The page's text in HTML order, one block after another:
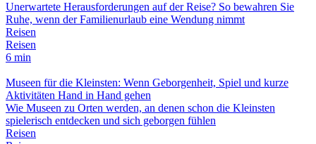
Unerwartete Herausforderungen auf der Reise? So bewahren Sie
Ruhe, wenn der Familienurlaub eine Wendung nimmt
Reisen
Reisen
6 min
Museen für die Kleinsten: Wenn Geborgenheit, Spiel und kurze
Aktivitäten Hand in Hand gehen
Wie Museen zu Orten werden, an denen schon die Kleinsten
spielerisch entdecken und sich geborgen fühlen
Reisen